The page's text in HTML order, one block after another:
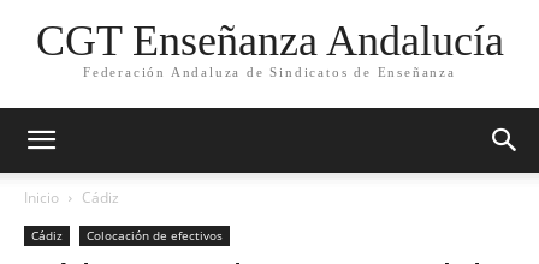
CGT Enseñanza Andalucía
Federación Andaluza de Sindicatos de Enseñanza
Inicio Cádiz
Cádiz Colocación de efectivos